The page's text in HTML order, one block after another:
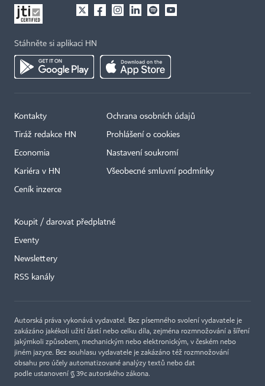
Stáhněte si aplikaci HN
Kontakty
Tiráž redakce HN
Economia
Kariéra v HN
Ceník inzerce
Ochrana osobních údajů
Prohlášení o cookies
Nastavení soukromí
Všeobecné smluvní podmínky
Koupit / darovat předplatné
Eventy
Newslettery
RSS kanály
Autorská práva vykonává vydavatel. Bez písemného svolení vydavatele je
zakázáno jakékoli užití částí nebo celku díla, zejména rozmnožování a šíření
jakýmkoli způsobem, mechanickým nebo elektronickým, v českém nebo
jiném jazyce. Bez souhlasu vydavatele je zakázáno též rozmnožování
obsahu pro účely automatizované analýzy textů nebo dat
podle ustanovení § 39c autorského zákona.